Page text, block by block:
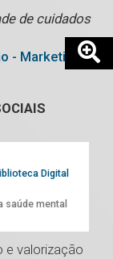
de cuidados
- Marketing
Digital
saúde mental
e valorização